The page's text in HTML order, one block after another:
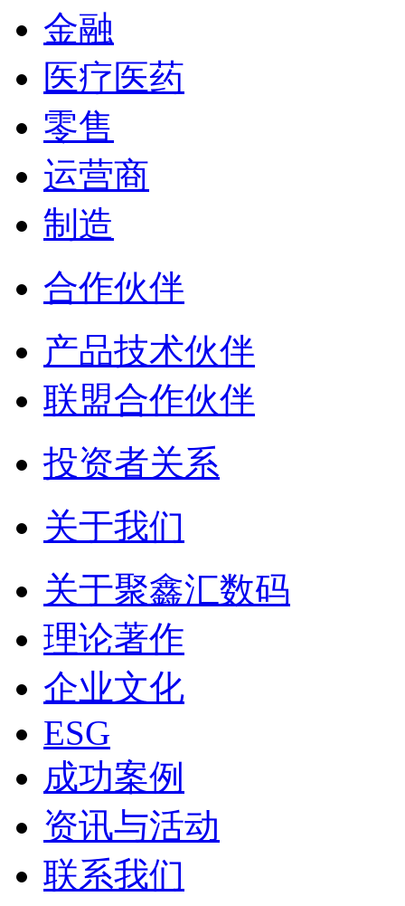
金融
医疗医药
零售
运营商
制造
合作伙伴
产品技术伙伴
联盟合作伙伴
投资者关系
关于我们
关于聚鑫汇数码
理论著作
企业文化
ESG
成功案例
资讯与活动
联系我们